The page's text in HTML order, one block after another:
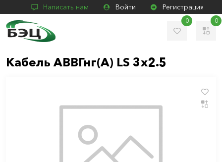
Написать нам Войти Регистрация
0 0
Кабель АВВГнг(А) LS 3х2.5